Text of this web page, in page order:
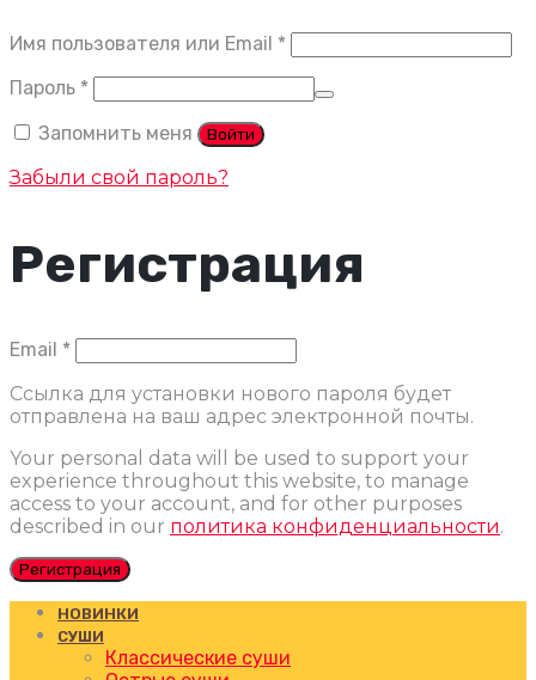
Имя пользователя или Email *
Пароль *
Запомнить меня Войти
Забыли свой пароль?
Регистрация
Email *
Ссылка для установки нового пароля будет
отправлена ​​на ваш адрес электронной почты.
Your personal data will be used to support your
experience throughout this website, to manage
access to your account, and for other purposes
described in our политика конфиденциальности.
Регистрация
НОВИНКИ
СУШИ
Классические суши